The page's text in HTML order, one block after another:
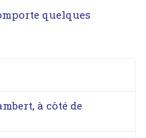
quelques
à côté de